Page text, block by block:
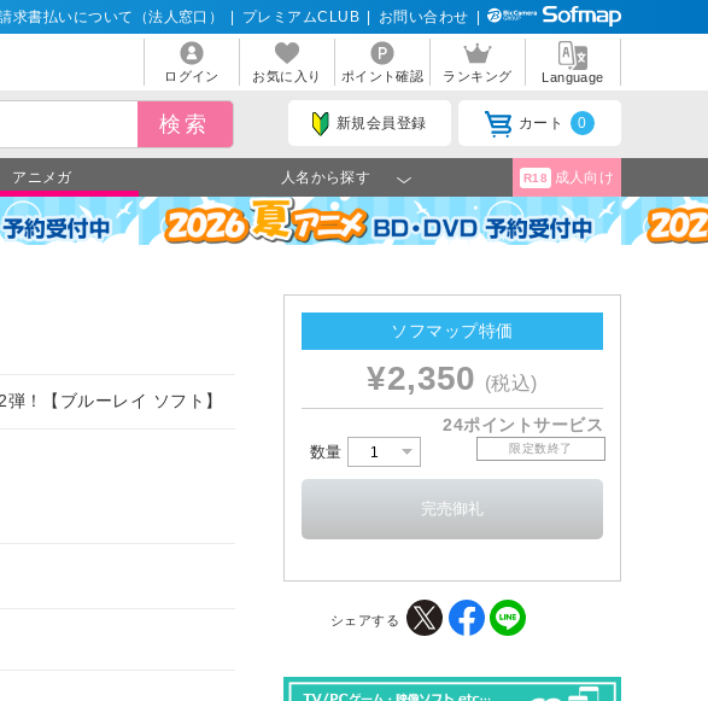
求書払いについて（法人窓口） プレミアムCLUB お問い合わせ
ログイン お気に入り ポイント確認 ランキング Language
新規会員登録 カート 0
アニメガ 人名から探す R18 成人向け
！【ブルーレイ ソフト】
ソフマップ特価
¥2,350 (税込)
24ポイントサービス
数量 限定数終了
シェアする